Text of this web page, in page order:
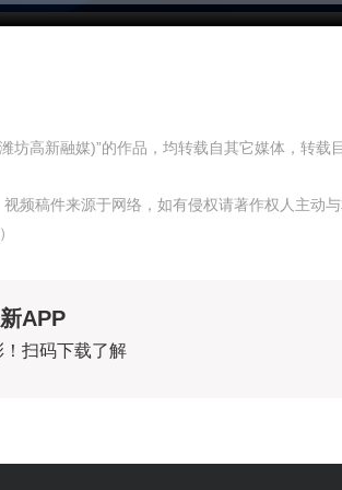
坊高新融媒)”的作品，均转载自其它媒体，转载
频稿件来源于网络，如有侵权请著作权人主动
APP
！扫码下载了解